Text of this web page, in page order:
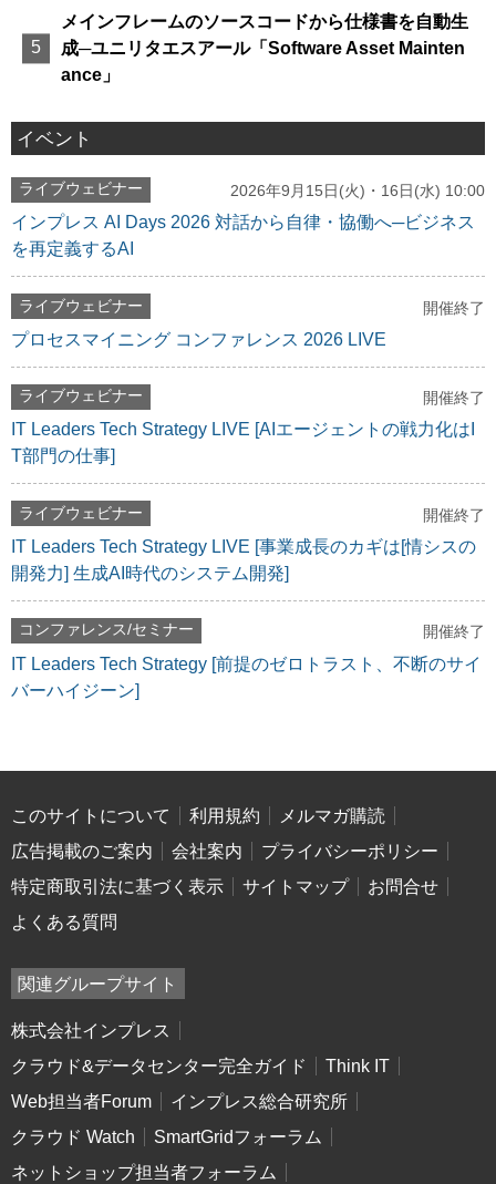
メインフレームのソースコードから仕様書を自動生
成─ユニリタエスアール「Software Asset Mainten
ance」
イベント
ライブウェビナー 2026年9月15日(火)・16日(水) 10:00
インプレス AI Days 2026 対話から自律・協働へ─ビジネス
を再定義するAI
ライブウェビナー 開催終了
プロセスマイニング コンファレンス 2026 LIVE
ライブウェビナー 開催終了
IT Leaders Tech Strategy LIVE [AIエージェントの戦力化はI
T部門の仕事]
ライブウェビナー 開催終了
IT Leaders Tech Strategy LIVE [事業成長のカギは[情シスの
開発力] 生成AI時代のシステム開発]
コンファレンス/セミナー 開催終了
IT Leaders Tech Strategy [前提のゼロトラスト、不断のサイ
バーハイジーン]
このサイトについて 利用規約
メルマガ購読
広告掲載のご案内
会社案内
プライバシーポリシー
特定商取引法に基づく表示
サイトマップ
お問合せ
よくある質問
関連グループサイト
株式会社インプレス
クラウド&データセンター完全ガイド
Think IT
Web担当者Forum
インプレス総合研究所
クラウド Watch
SmartGridフォーラム
ネットショップ担当者フォーラム